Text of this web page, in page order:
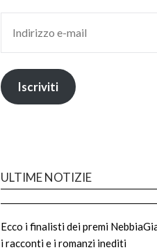
Iscriviti
ULTIME NOTIZIE
Ecco i finalisti dei premi
i racconti e i romanzi inediti